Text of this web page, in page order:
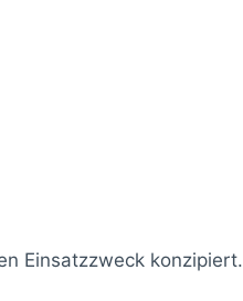
Einsatzzweck konzipiert.